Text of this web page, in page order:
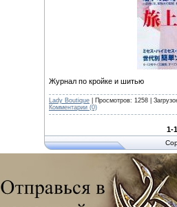
Журнал по кройке и шитью
Lady Boutique | Просмотров: 1258 |
Комментарии (0)
1-